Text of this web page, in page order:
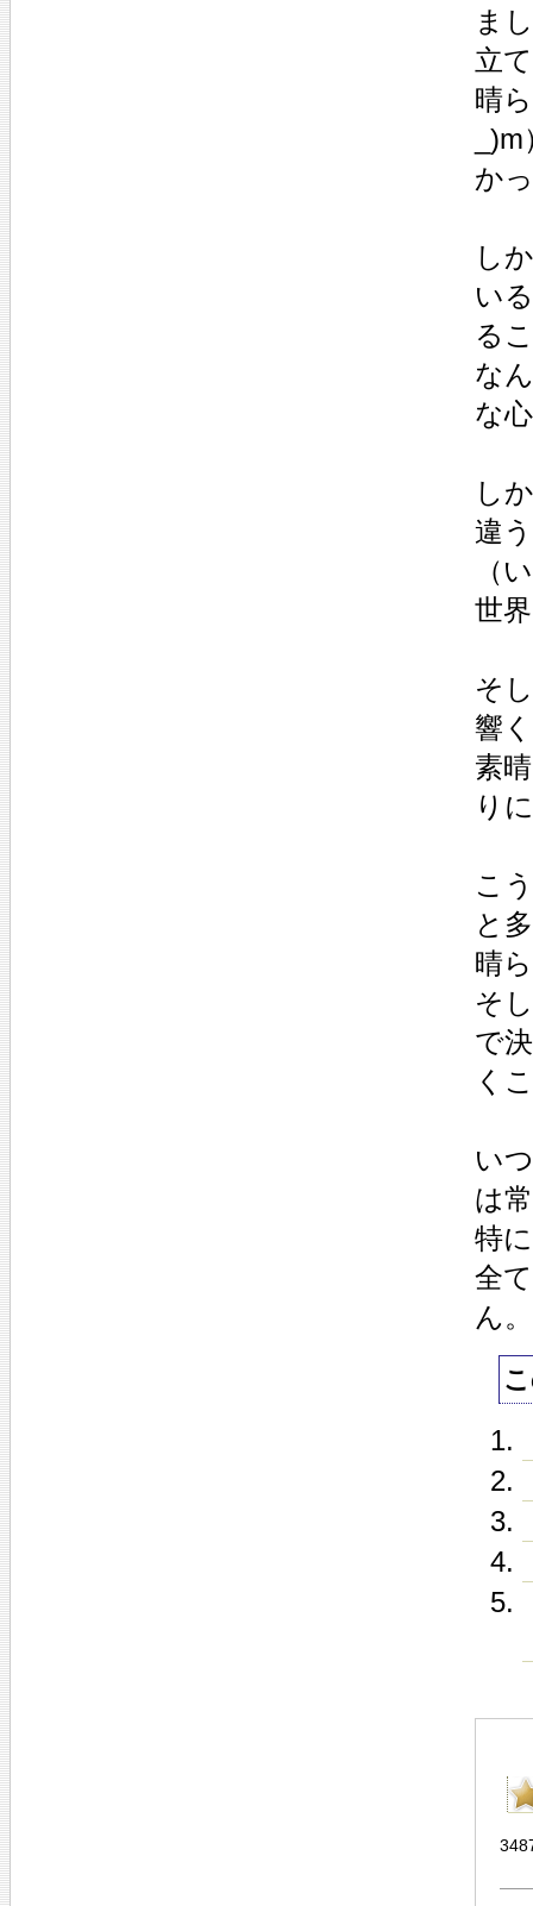
ま
立
晴
か
し
い
る
な
な
し
違
（
世
そ
響
素
り
こ
と
晴
そ
で
く
い
は
特
全
ん。